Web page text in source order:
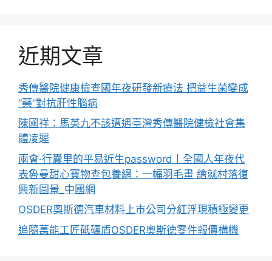
近期文章
秀傳醫院健康檢查國年夜研發新療法 把益生菌變成
“藥”對抗肝性腦病
陳國祥：馬英九不該遭遇臺灣秀傳醫院健檢社會集
體凌遲
兩會·行囊里的平易近生password丨全國人年夜代
表魯曼甜心寶物查包養網：一幅羽毛畫 繪就村落復
興新圖景_中國網
OSDER奧斯德汽車材料上市公司分紅浮現積極變更
追隨萬能工匠砥礪盾OSDER奧斯德零件報價構機